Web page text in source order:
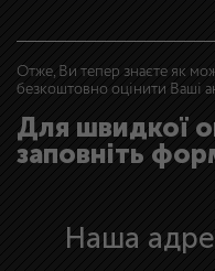
Отже, Ви тепер знаєте як
безкоштовно оцінити Ваші
Для швидкої
заповніть
Наша